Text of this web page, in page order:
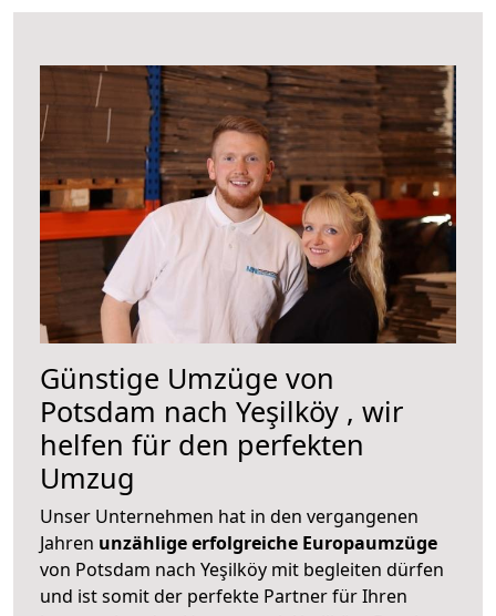
Günstige Umzüge von
Potsdam nach Yeşilköy , wir
helfen für den perfekten
Umzug
Unser Unternehmen hat in den vergangenen
Jahren unzählige erfolgreiche Europaumzüge
von Potsdam nach Yeşilköy mit begleiten dürfen
und ist somit der perfekte Partner für Ihren